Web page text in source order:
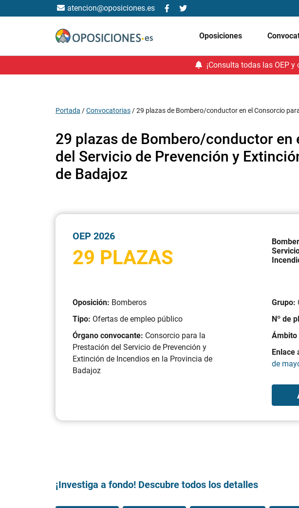
atencion@oposiciones.es
Oposiciones
¡Consulta todas las OEP
Portada /Convocatorias /29 plazas de Bombero/conductor en el Consorcio
29 plazas de Bombero/conductor
del Servicio de Prevención y
de Badajoz
OEP 2026
29 PLAZAS
Oposición: Bomberos
Tipo: Ofertas de empleo público
Órgano convocante: Consorcio para la
Prestación del Servicio de Prevención y
Extinción de Incendios en la Provincia de
Badajoz
Grupo:
Nº de
Ámbito
Enlace
de
¡Investiga a fondo! Descubre todos los detalles